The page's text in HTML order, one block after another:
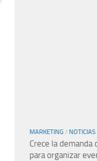
MARKETING / NOTICIAS
Crece la
para organizar